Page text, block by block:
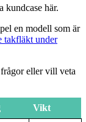
kundcase här.
en modell som är
takfläkt under
eller vill veta
Vikt